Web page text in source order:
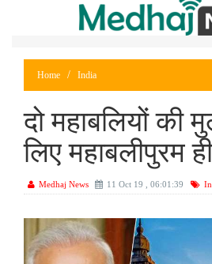
Home India
दो महाबलियों की
लिए महाबलीपुरम
Medhaj News 11 Oct 19 , 06:01:39